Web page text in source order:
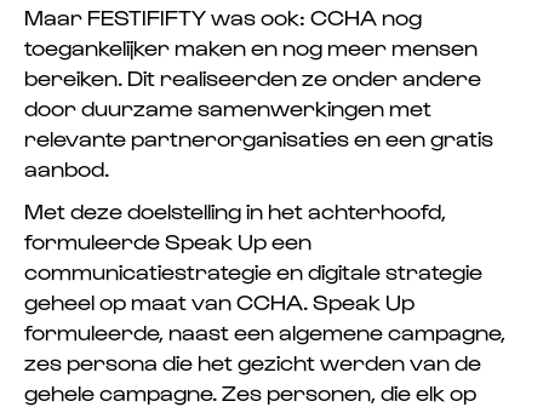
Maar FESTIFIFTY was ook: CCHA nog
toegankelijker maken en nog meer mensen
bereiken. Dit realiseerden ze onder andere
door duurzame samenwerkingen met
relevante partnerorganisaties en een gratis
aanbod.
Met deze doelstelling in het achterhoofd,
formuleerde Speak Up een
communicatiestrategie en digitale strategie
geheel op maat van CCHA. Speak Up
formuleerde, naast een algemene campagne,
zes persona die het gezicht werden van de
gehele campagne. Zes personen, die elk op